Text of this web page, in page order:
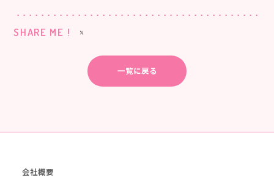
SHARE ME !
一覧に戻る
会社概要